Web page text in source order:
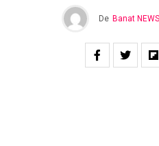
De Banat NEWS